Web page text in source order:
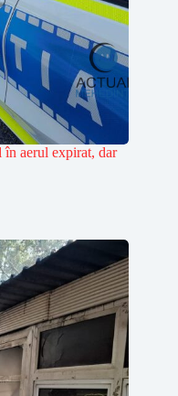
în aerul expirat, dar